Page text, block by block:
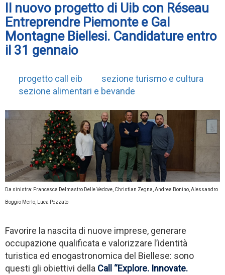
Il nuovo progetto di Uib con Réseau
Entreprendre Piemonte e Gal
Montagne Biellesi. Candidature entro
il 31 gennaio
progetto call eib
sezione turismo e cultura
sezione alimentari e bevande
Da sinistra: Francesca Delmastro Delle Vedove, Christian Zegna, Andrea Bonino, Alessandro
Boggio Merlo, Luca Pozzato
Favorire la nascita di nuove imprese, generare
occupazione qualificata e valorizzare l’identità
turistica ed enogastronomica del Biellese: sono
questi gli obiettivi della Call “Explore. Innovate.